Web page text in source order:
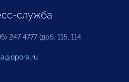
служба
247 4777 (доб. 115, 114,